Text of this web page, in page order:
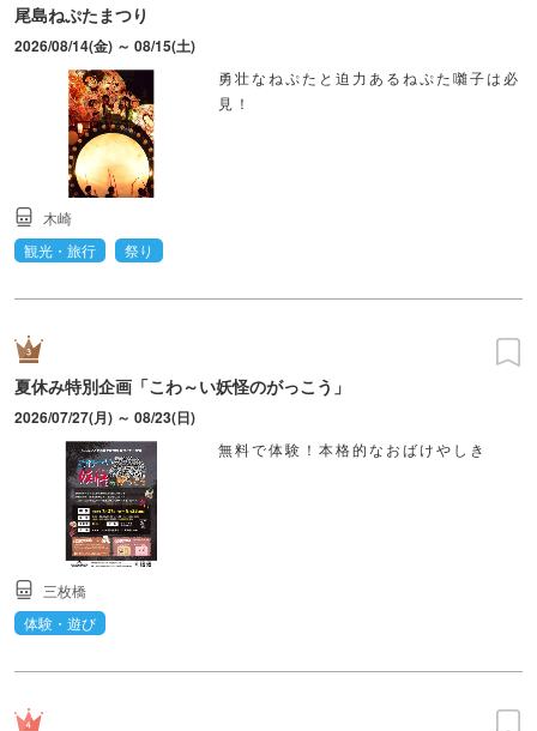
尾島ねぷたまつり
2026/08/14(金) ～ 08/15(土)
勇壮なねぷたと迫力あるねぷた囃子は必
見！
木崎
観光・旅行
祭り
夏休み特別企画「こわ～い妖怪のがっこう」
2026/07/27(月) ～ 08/23(日)
無料で体験！本格的なおばけやしき
三枚橋
体験・遊び